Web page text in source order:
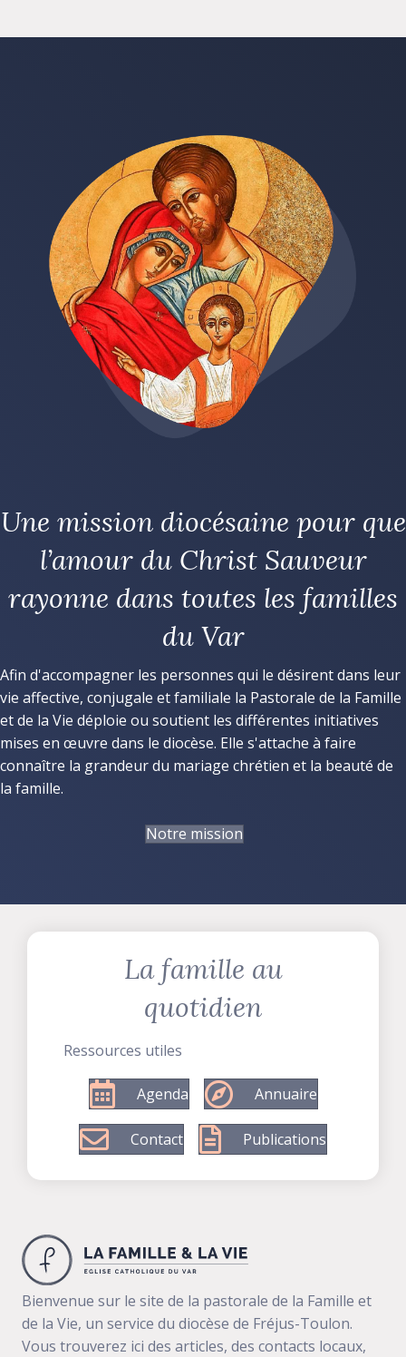
Une mission diocésaine pour que
l’amour du Christ Sauveur
rayonne dans toutes les familles
du Var
Afin d'accompagner les personnes qui le désirent dans leur
vie affective, conjugale et familiale la Pastorale de la Famille
et de la Vie déploie ou soutient les différentes initiatives
mises en œuvre dans le diocèse. Elle s'attache à faire
connaître la grandeur du mariage chrétien et la beauté de
la famille.
Notre mission
La famille au
quotidien
Ressources utiles
Agenda Annuaire
Contact Publications
Bienvenue sur le site de la pastorale de la Famille et
de la Vie, un service du diocèse de Fréjus-Toulon.
Vous trouverez ici des articles, des contacts locaux,